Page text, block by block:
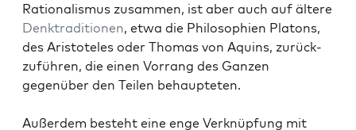
Ratio­nal­is­mus zusam­men, ist aber auch auf ältere
Denk­tra­di­tio­nen, etwa die Philoso­phien Pla­tons,
des Aris­tote­les oder Thomas von Aquins, zurück­
zuführen, die einen Vor­rang des Ganzen
gegenüber den Teilen behaupteten.
Außer­dem beste­ht eine enge Verknüp­fung mit